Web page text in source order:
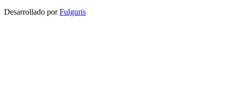
Desarrollado porFulguris